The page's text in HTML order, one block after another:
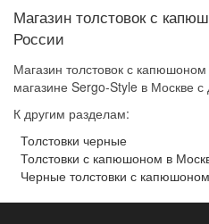
Магазин толстовок с
России
Магазин толстовок с капюшоном
магазине Sergo-Style в Москве с
К другим разделам:
Толстовки черные
Толстовки с капюшоном в
Черные толстовки с капюшоном